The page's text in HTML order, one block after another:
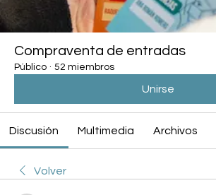
Compraventa de entradas
Público · 52 miembros
Unirse
Discusión Multimedia Archivos
Volver